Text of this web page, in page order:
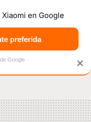
OFERTAS
×
en Google
preferida
Google